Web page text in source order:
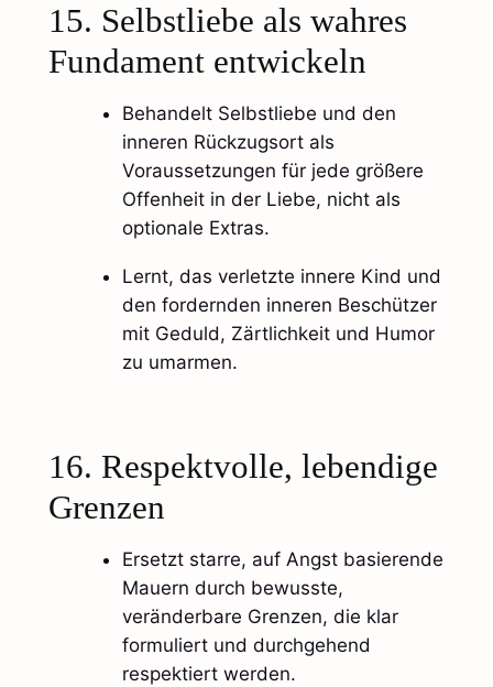
15. Selbstliebe als wahres
Fundament entwickeln
Behandelt Selbstliebe und den
inneren Rückzugsort als
Voraussetzungen für jede größere
Offenheit in der Liebe, nicht als
optionale Extras.
Lernt, das verletzte innere Kind und
den fordernden inneren Beschützer
mit Geduld, Zärtlichkeit und Humor
zu umarmen.​
16. Respektvolle, lebendige
Grenzen
Ersetzt starre, auf Angst basierende
Mauern durch bewusste,
veränderbare Grenzen, die klar
formuliert und durchgehend
respektiert werden.